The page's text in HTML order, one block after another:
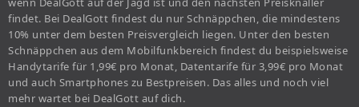
findet. Bei DealGott findest du nur Schnäppchen, die mindestens
10% unter dem besten Preisvergleich liegen. Unter den besten
Schnäppchen aus dem Mobilfunkbereich findest du beispielsweise
Handytarife für 1,99€ pro Monat, Datentarife für 3,99€ pro Monat
und auch Smartphones zu Bestpreisen. Das alles und noch viel
mehr wartet bei DealGott auf dich.